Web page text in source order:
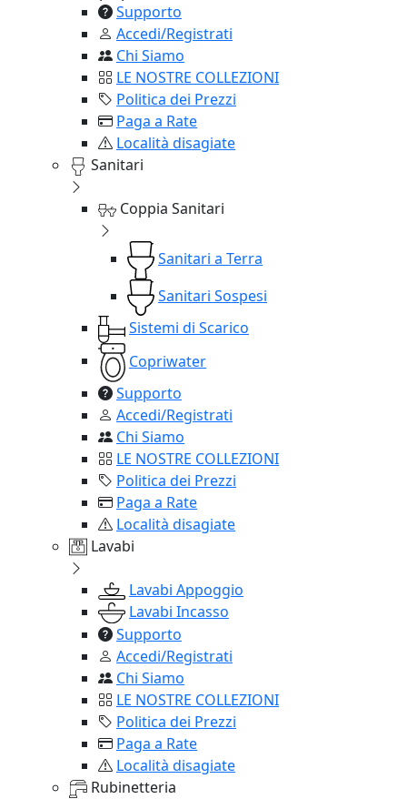
Supporto
Accedi/Registrati
Chi Siamo
LE NOSTRE COLLEZIONI
Politica dei Prezzi
Paga a Rate
Località disagiate
Sanitari
Coppia Sanitari
Sanitari a Terra
Sanitari Sospesi
Sistemi di Scarico
Copriwater
Supporto
Accedi/Registrati
Chi Siamo
LE NOSTRE COLLEZIONI
Politica dei Prezzi
Paga a Rate
Località disagiate
Lavabi
Lavabi Appoggio
Lavabi Incasso
Supporto
Accedi/Registrati
Chi Siamo
LE NOSTRE COLLEZIONI
Politica dei Prezzi
Paga a Rate
Località disagiate
Rubinetteria